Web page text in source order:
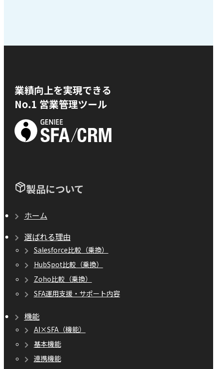
業績向上を実現できる
No.1 営業管理ツール
製品について
ホーム
選ばれる理由
Salesforce比較（乗換）
HubSpot比較（乗換）
Zoho比較（乗換）
SFA運用支援・サポート内容
機能
AI×SFA（機能）
基本機能
連携機能